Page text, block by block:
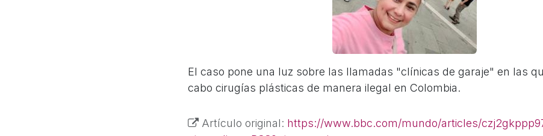
El caso pone una luz sobre las llamadas "clínicas de garaje" en las
cabo cirugías plásticas de manera ilegal en Colombia.
Artículo original: https://www.bbc.com/mundo/articles/